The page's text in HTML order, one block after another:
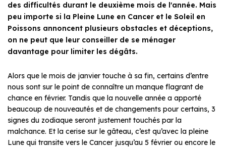
des difficultés durant le deuxième mois de l'année. Mais
peu importe si la Pleine Lune en Cancer et le Soleil en
Poissons annoncent plusieurs obstacles et déceptions,
on ne peut que leur conseiller de se ménager
davantage pour limiter les dégâts.
Alors que le mois de janvier touche à sa fin, certains d’entre
nous sont sur le point de connaître un manque flagrant de
chance en février. Tandis que la nouvelle année a apporté
beaucoup de nouveautés et de changements pour certains, 3
signes du zodiaque seront justement touchés par la
malchance. Et la cerise sur le gâteau, c’est qu’avec la pleine
Lune qui transite vers le Cancer jusqu’au 5 février ou encore le